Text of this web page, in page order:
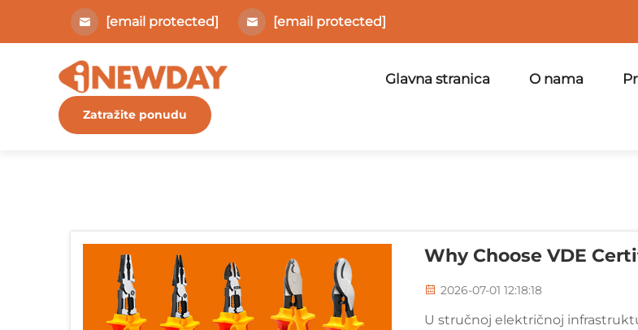
[email protected] [email protected]
Glavna stranica O nama
Zatražite ponudu
Why Choose VDE
2026-07-01 12:18:18
U stručnoj električnoj